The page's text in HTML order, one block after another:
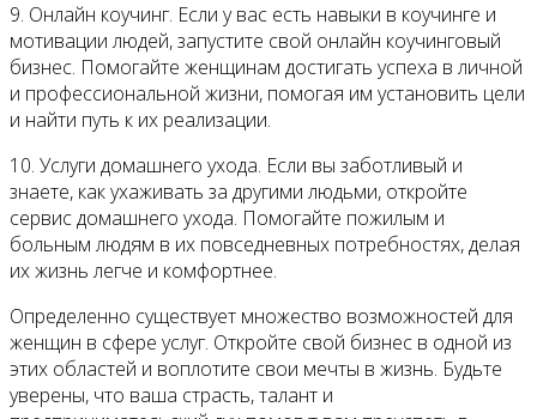
9. Онлайн коучинг. Если у вас есть навыки в коучинге и
мотивации людей, запустите свой онлайн коучинговый
бизнес. Помогайте женщинам достигать успеха в личной
и профессиональной жизни, помогая им установить цели
и найти путь к их реализации.
10. Услуги домашнего ухода. Если вы заботливый и
знаете, как ухаживать за другими людьми, откройте
сервис домашнего ухода. Помогайте пожилым и
больным людям в их повседневных потребностях, делая
их жизнь легче и комфортнее.
Определенно существует множество возможностей для
женщин в сфере услуг. Откройте свой бизнес в одной из
этих областей и воплотите свои мечты в жизнь. Будьте
уверены, что ваша страсть, талант и